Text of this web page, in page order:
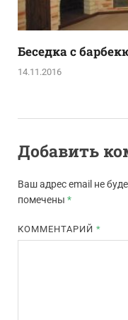
Беседка с
14.11.2016
Добавить
Ваш адрес email не
помечены *
КОММЕНТАРИЙ*